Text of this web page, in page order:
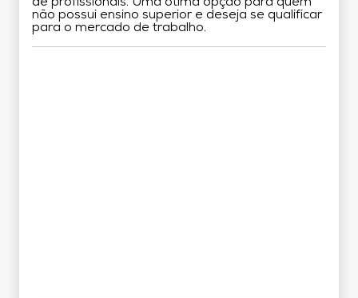
não possui ensino superior e deseja se qualificar
para o mercado de trabalho.